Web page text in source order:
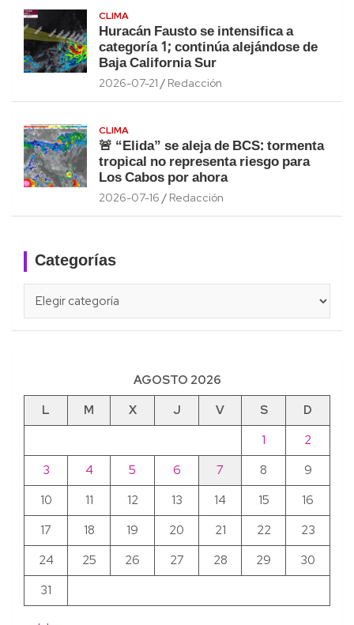
CLIMA
Huracán Fausto se intensifica a
categoría 1; continúa alejándose de
Baja California Sur
2026-07-21 Redacción
CLIMA
🚨 “Elida” se aleja de BCS: tormenta
tropical no representa riesgo para
Los Cabos por ahora
2026-07-16 Redacción
Categorías
AGOSTO 2026
L
M X J V S
D
1
2
3
4 5 6 7 8
9
10
11 12 13 14 15
16
17
18 19 20 21 22
23
24
25 26 27 28 29
30
31